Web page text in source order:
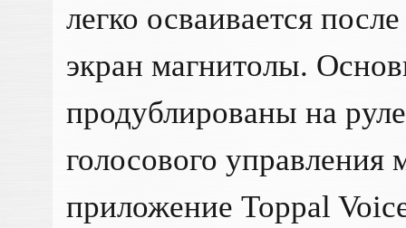
легко осваивается
экран магнитолы.
продублированы на
голосового управления
приложение Toppal